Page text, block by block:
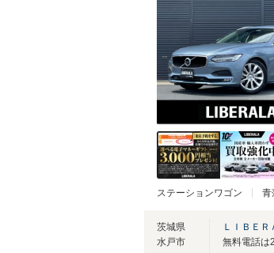
ステーションワゴン 青
茨城県
水戸市
ＬＩＢＥ